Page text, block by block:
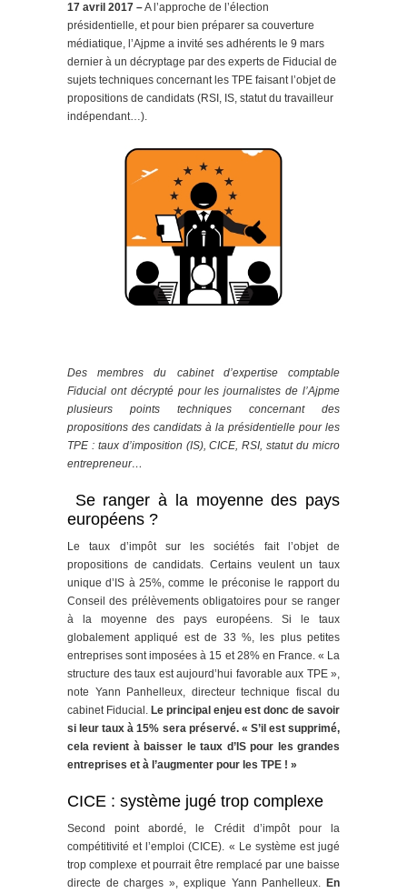
17 avril 2017 –A l’approche de l’élection
présidentielle, et pour bien préparer sa couverture
médiatique, l’Ajpme a invité ses adhérents le 9 mars
dernier à un décryptage par des experts de Fiducial de
sujets techniques concernant les TPE faisant l’objet de
propositions de candidats (RSI, IS, statut du travailleur
indépendant…).
Des membres du cabinet d’expertise comptable
Fiducial ont décrypté pour les journalistes de l’Ajpme
plusieurs points techniques concernant des
propositions des candidats à la présidentielle pour les
TPE : taux d’imposition (IS), CICE, RSI, statut du micro
entrepreneur…
Se ranger à la moyenne des pays
européens ?
Le taux d’impôt sur les sociétés fait l’objet de
propositions de candidats. Certains veulent un taux
unique d’IS à 25%, comme le préconise le rapport du
Conseil des prélèvements obligatoires pour se ranger
à la moyenne des pays européens. Si le taux
globalement appliqué est de 33 %, les plus petites
entreprises sont imposées à 15 et 28% en France. « La
structure des taux est aujourd’hui favorable aux TPE »,
note Yann Panhelleux, directeur technique fiscal du
cabinet Fiducial. Le principal enjeu est donc de savoir
si leur taux à 15% sera préservé. « S’il est supprimé,
cela revient à baisser le taux d’IS pour les grandes
entreprises et à l’augmenter pour les TPE ! »
CICE : système jugé trop complexe
Second point abordé, le Crédit d’impôt pour la
compétitivité et l’emploi (CICE). « Le système est jugé
trop complexe et pourrait être remplacé par une baisse
directe de charges », explique Yann Panhelleux. En